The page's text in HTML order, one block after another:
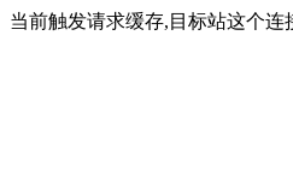
当前触发请求缓存,目标站这个